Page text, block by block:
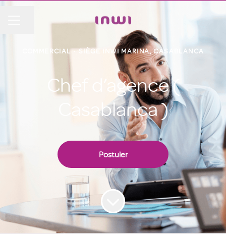
MENU CARRIÈRE
Partager la page
COMMERCIAL · SIÈGE INWI MARINA, CASABLANCA
Chef d’agence (
Casablanca )
Postuler